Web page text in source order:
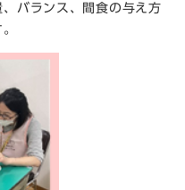
バランス、間食の与え方